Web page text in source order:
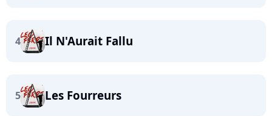
4 Il N'Aurait Fallu
5 Les Fourreurs